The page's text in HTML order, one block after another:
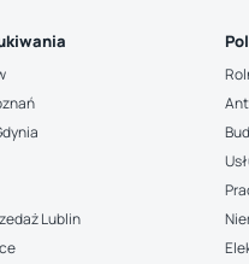
Lublin